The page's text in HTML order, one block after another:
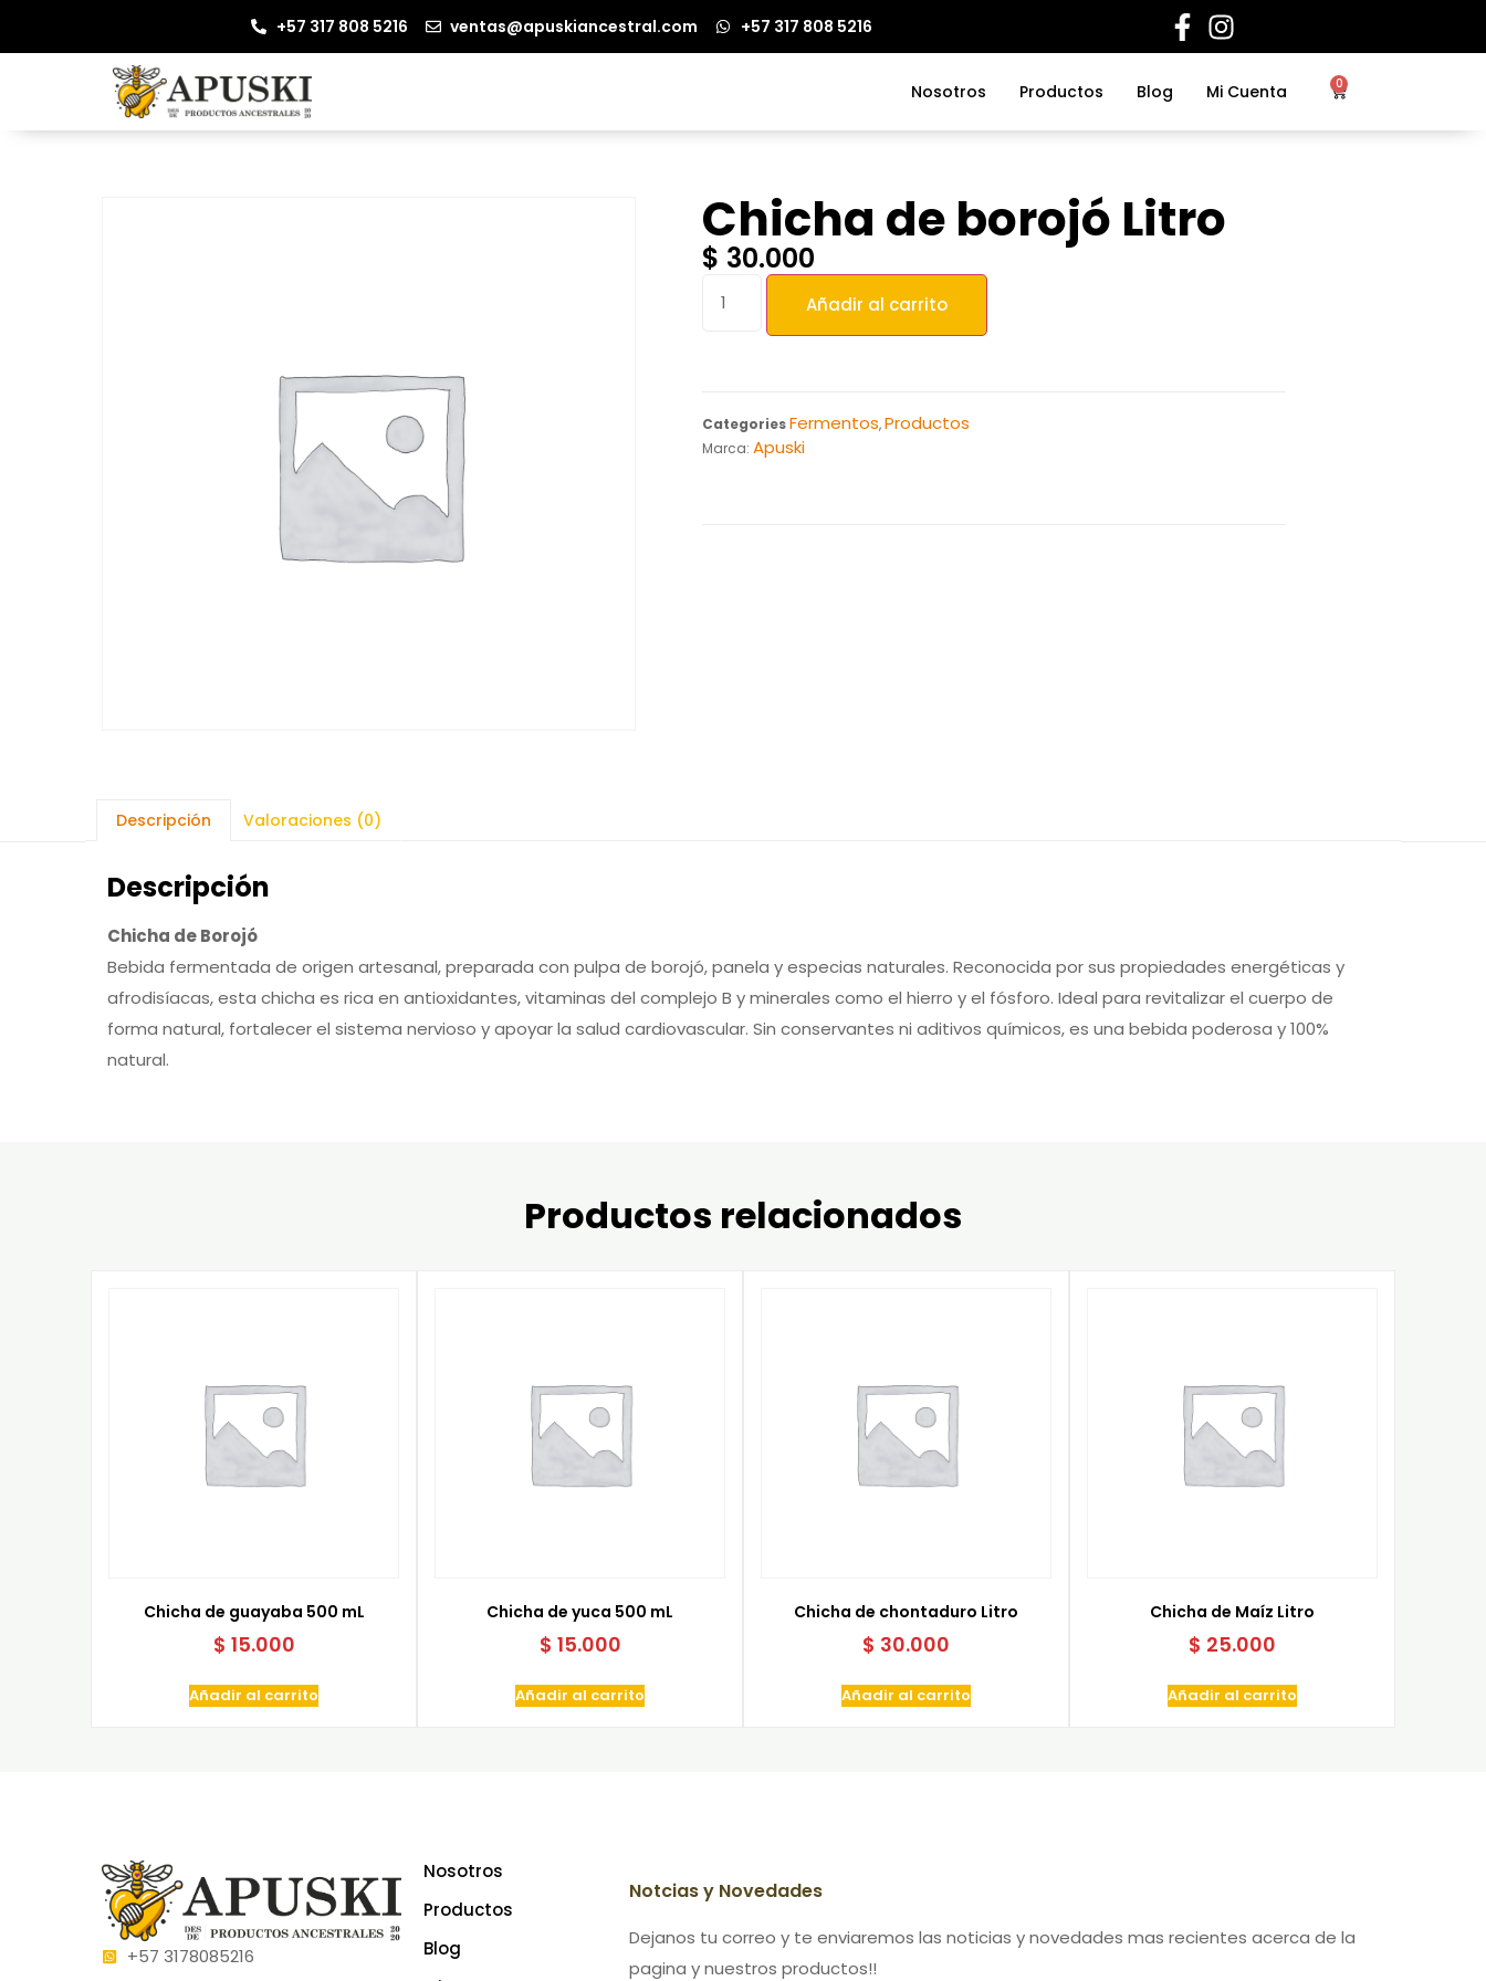
+57 317 808 5216 ventas@apuskiancestral.com +57 317 808 5216
Nosotros Productos Blog Mi Cuenta 0
Chicha de borojó Litro
$ 30.000
Añadir al carrito
CategoriesFermentos,Productos
Marca: Apuski
Descripción Valoraciones (0)
Descripción
Chicha de Borojó
Bebida fermentada de origen artesanal, preparada con pulpa de borojó, panela y especias naturales. Reconocida por sus propiedades energéticas y
afrodisíacas, esta chicha es rica en antioxidantes, vitaminas del complejo B y minerales como el hierro y el fósforo. Ideal para revitalizar el cuerpo de
forma natural, fortalecer el sistema nervioso y apoyar la salud cardiovascular. Sin conservantes ni aditivos químicos, es una bebida poderosa y 100%
natural.
Productos relacionados
Chicha de guayaba 500 mL
$ 15.000
Añadir al carrito
Chicha de yuca 500 mL
$ 15.000
Añadir al carrito
Chicha de chontaduro Litro
$ 30.000
Añadir al carrito
Chicha de Maíz Litro
$ 25.000
Añadir al carrito
+57 3178085216
Nosotros
Productos
Blog
Notcias y Novedades
Dejanos tu correo y te enviaremos las noticias y novedades mas recientes acerca de la
pagina y nuestros productos!!